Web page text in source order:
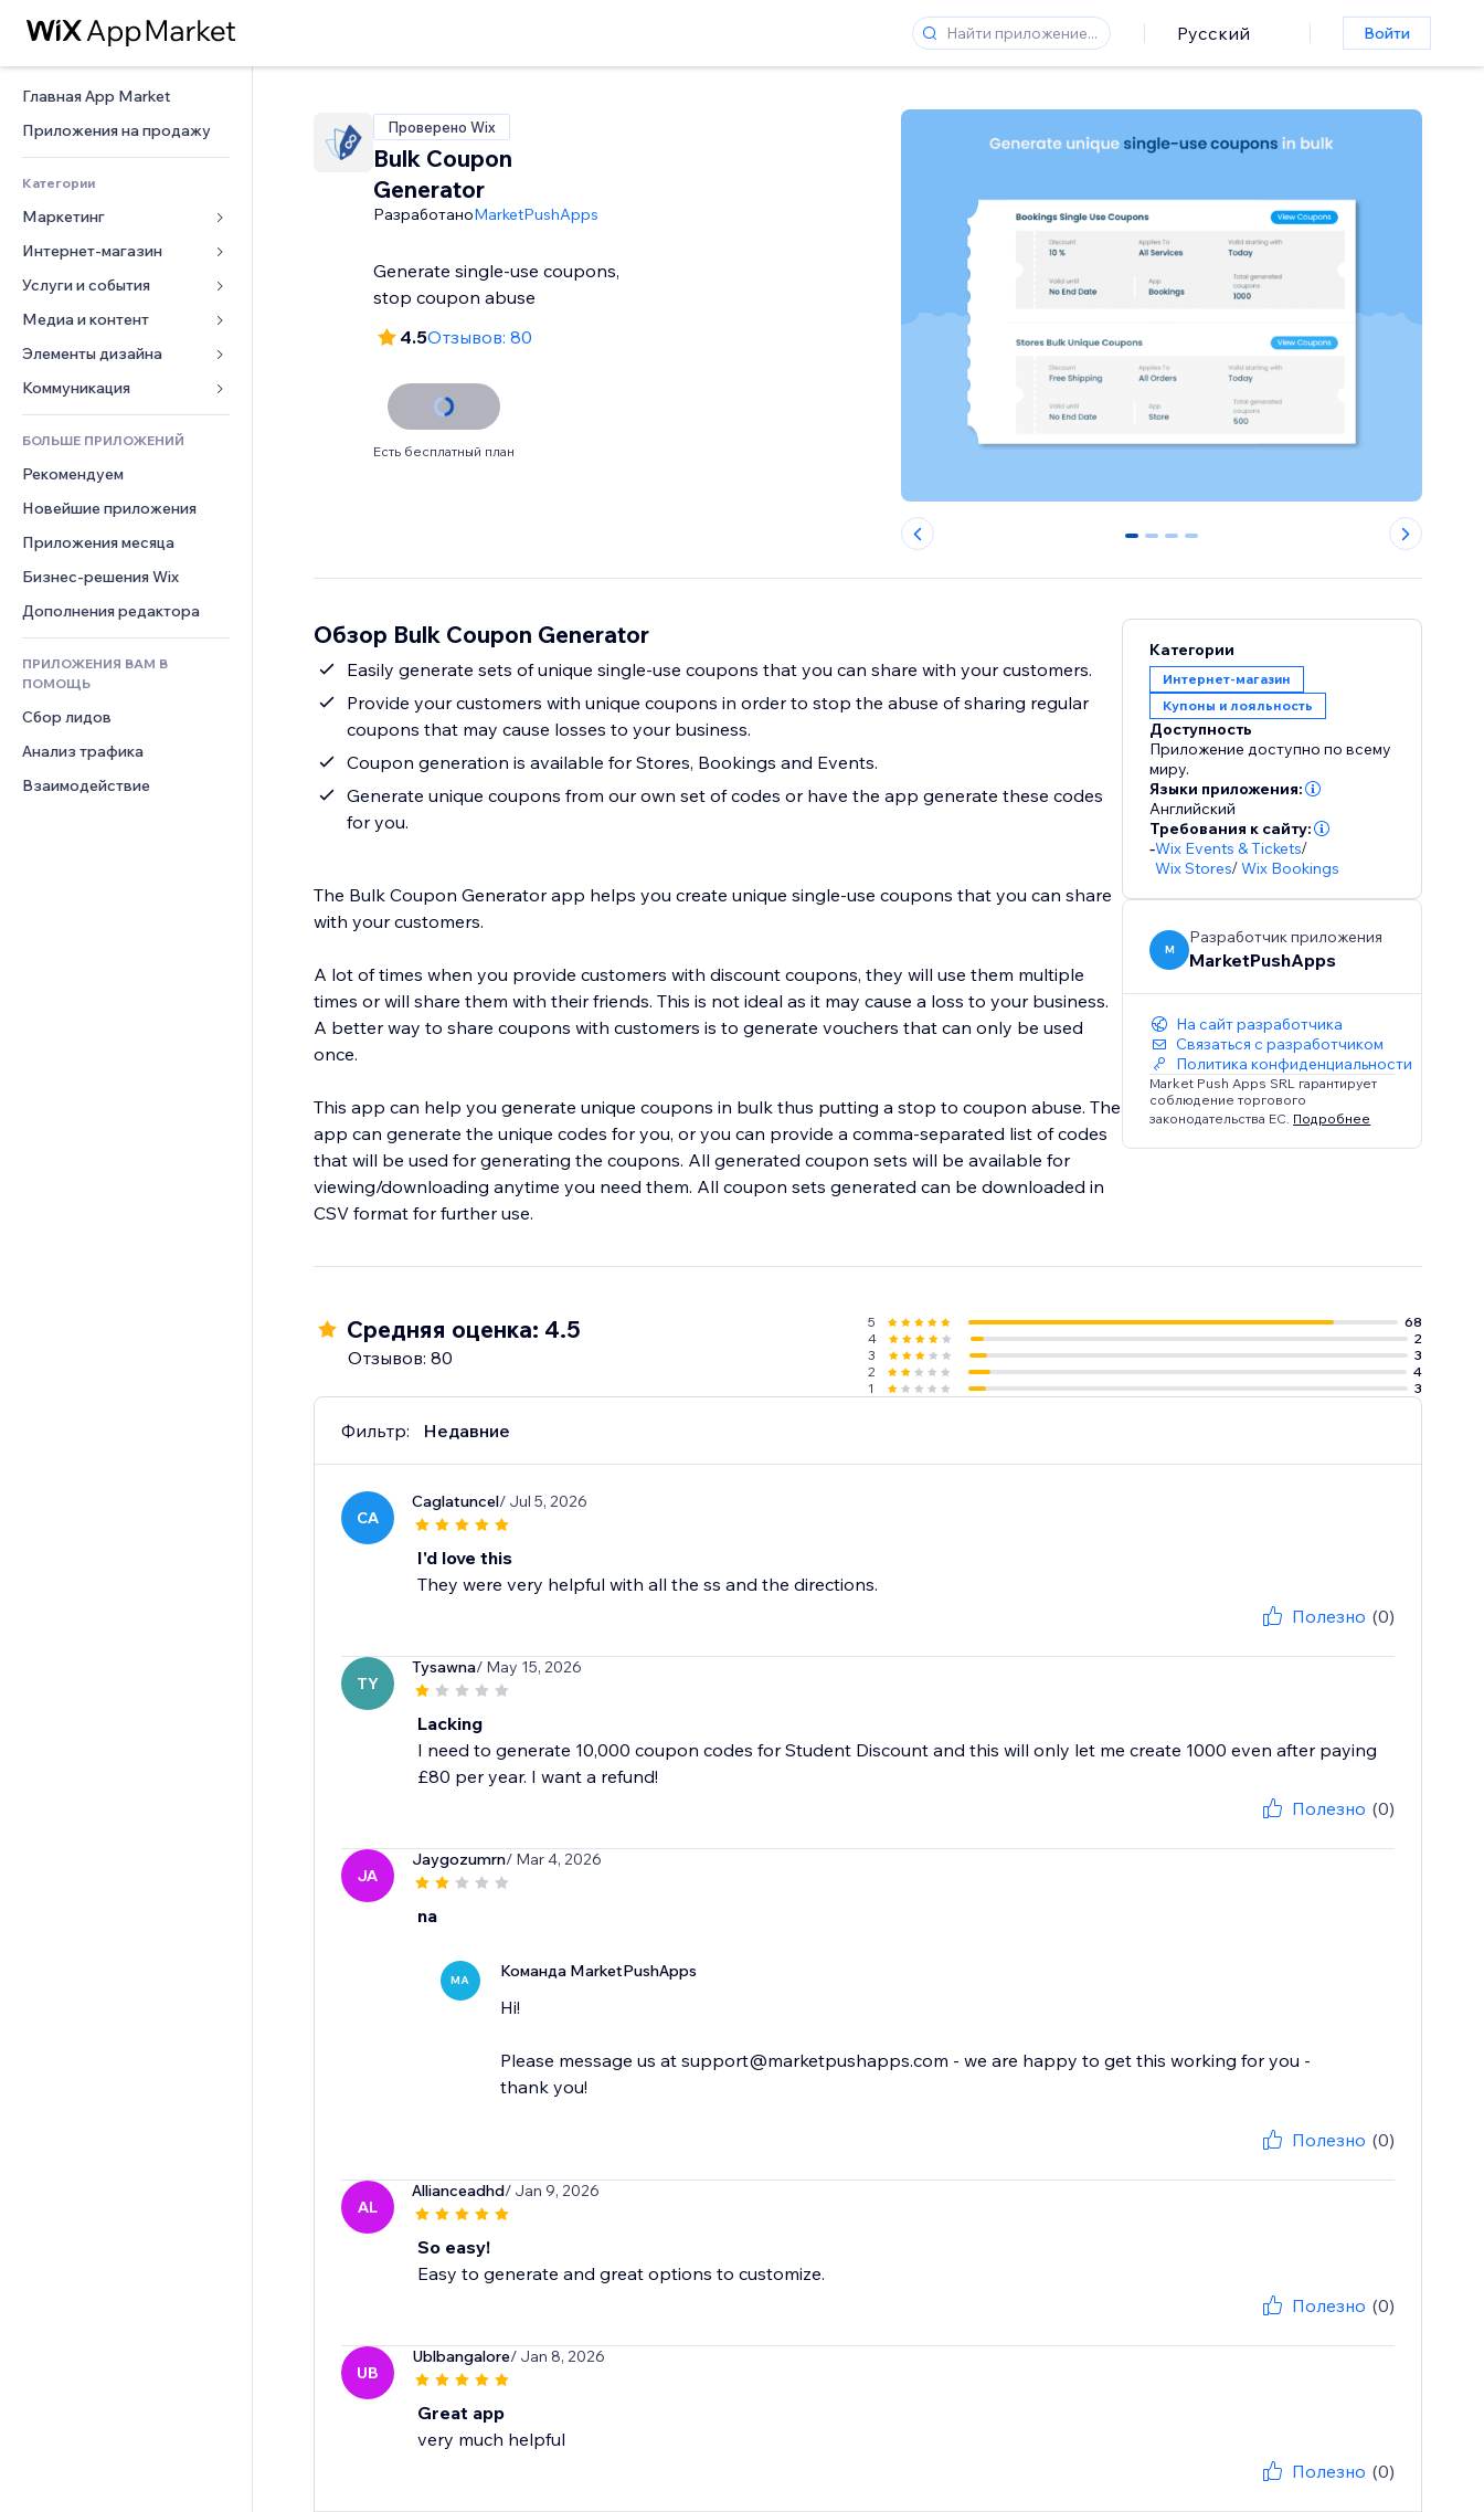
Русский Войти
Главная App Market
Приложения на продажу
Категории
Маркетинг
Реклама
Моб. версия
Веб-аналитика
Списки сайтов
Эл. почта
Интернет-магазин
Приложения для магазинов
Доставка
Кнопки продаж
Бухгалтерский учет
Купоны и лояльность
Складские услуги
Еда и напитки
Услуги и события
Отели
События
Рестораны
Недвижимость
Онлайн-запись
Медиа и контент
Галерея
Музыка
Подкасты
Фотография
Видео
PDF
Обмен файлами
Новости
Элементы дизайна
Карты и навигация
Конфиденциальность и
безопасность
Часы
Баннеры и значки
Калькуляторы
Погода
Графики и таблицы
Формы
Опросы
Чат
Комментарии
Телефон
Сообщество
Отзывы и комментарии
Управление отношениями с
клиентом (CRM)
БОЛЬШЕ ПРИЛОЖЕНИЙ
Рекомендуем
Новейшие приложения
Приложения месяца
Бизнес-решения Wix
Дополнения редактора
ПРИЛОЖЕНИЯ ВАМ В
ПОМОЩЬ
Сбор лидов
Анализ трафика
Взаимодействие
Проверено Wix
Bulk Coupon
Generator
РазработаноMarketPushApps
Generate single-use coupons,
stop coupon abuse
4.5Отзывов: 80
Есть бесплатный план
0 1 2 3
Обзор Bulk Coupon Generator
Easily generate sets of unique single-use coupons that you can share with your customers.
Provide your customers with unique coupons in order to stop the abuse of sharing regular
coupons that may cause losses to your business.
Coupon generation is available for Stores, Bookings and Events.
Generate unique coupons from our own set of codes or have the app generate these codes
for you.
The Bulk Coupon Generator app helps you create unique single-use coupons that you can share
with your customers.
A lot of times when you provide customers with discount coupons, they will use them multiple
times or will share them with their friends. This is not ideal as it may cause a loss to your business.
A better way to share coupons with customers is to generate vouchers that can only be used
once.
This app can help you generate unique coupons in bulk thus putting a stop to coupon abuse. The
app can generate the unique codes for you, or you can provide a comma-separated list of codes
that will be used for generating the coupons. All generated coupon sets will be available for
viewing/downloading anytime you need them. All coupon sets generated can be downloaded in
CSV format for further use.
Категории
Интернет-магазин
Купоны и лояльность
Доступность
Приложение доступно по всему
миру.
Языки приложения:
Английский
Требования к сайту:
-Wix Events & Tickets/
Wix Stores/Wix Bookings
M
Разработчик приложения
MarketPushApps
На сайт разработчика
Связаться с разработчиком
Политика конфиденциальности
Market Push Apps SRL гарантирует
соблюдение торгового
законодательства ЕС. Подробнее
Средняя оценка: 4.5
Отзывов: 80
5
68
4
2
3
3
2
4
1
3
Фильтр: Недавние
CA
Caglatuncel/ Jul 5, 2026
I'd love this
They were very helpful with all the ss and the directions.
Полезно (0)
TY
Tysawna/ May 15, 2026
Lacking
I need to generate 10,000 coupon codes for Student Discount and this will only let me create 1000 even after paying
£80 per year. I want a refund!
Полезно (0)
JA
Jaygozumrn/ Mar 4, 2026
na
MA Команда MarketPushApps
Hi!
Please message us at support@marketpushapps.com - we are happy to get this working for you -
thank you!
Полезно (0)
AL
Allianceadhd/ Jan 9, 2026
So easy!
Easy to generate and great options to customize.
Полезно (0)
UB
Ublbangalore/ Jan 8, 2026
Great app
very much helpful
Полезно (0)